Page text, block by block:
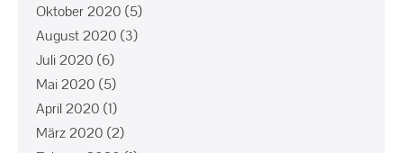
Oktober 2020 (5)
August 2020 (3)
Juli 2020 (6)
Mai 2020 (5)
April 2020 (1)
März 2020 (2)